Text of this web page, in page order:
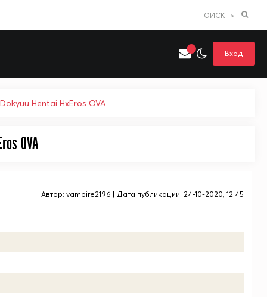
Искать только в категории
ПОИСК ->
Вход
Hentai HxEros OVA
OVA
Автор:vampire2196 | Дата публикации: 24-10-2020, 12:45